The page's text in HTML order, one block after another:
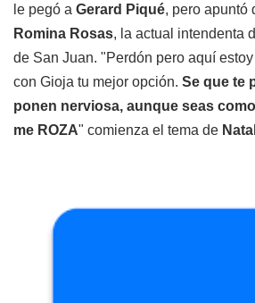
le pegó a Gerard Piqué, pero apuntó
Romina Rosas, la actual intendenta
de San Juan. "Perdón pero aquí
con Gioja tu mejor opción. Se que te
ponen nerviosa, aunque seas
me ROZA" comienza el tema de